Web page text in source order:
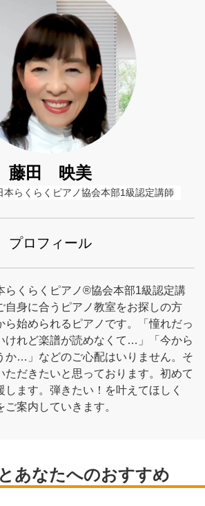
藤田 映美
本らくらくピアノ協会本部1級認定講師
プロフィール
らくらくピアノ®協会本部1級認定講
うピアノ教室をお探しの方
ら始められるピアノです。「憧れだっ
けれど楽譜が読めなくて…」「今から
か…」などのご心配はいりません。そ
ただきたいと思っております。初めて
ます。弾きたい！を叶えてほしく
案内していきます。